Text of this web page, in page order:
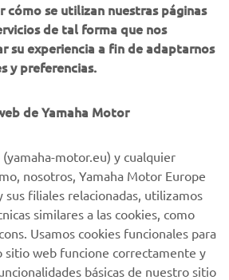
cómo se utilizan nuestras páginas
de tal forma que nos
su experiencia a fin de adaptarnos
y preferencias.
de Yamaha Motor
motor.eu) y cualquier
nosotros, Yamaha Motor Europe
sus filiales relacionadas, utilizamos
similares a las cookies, como
Usamos cookies funcionales para
web funcione correctamente y
básicas de nuestro sitio